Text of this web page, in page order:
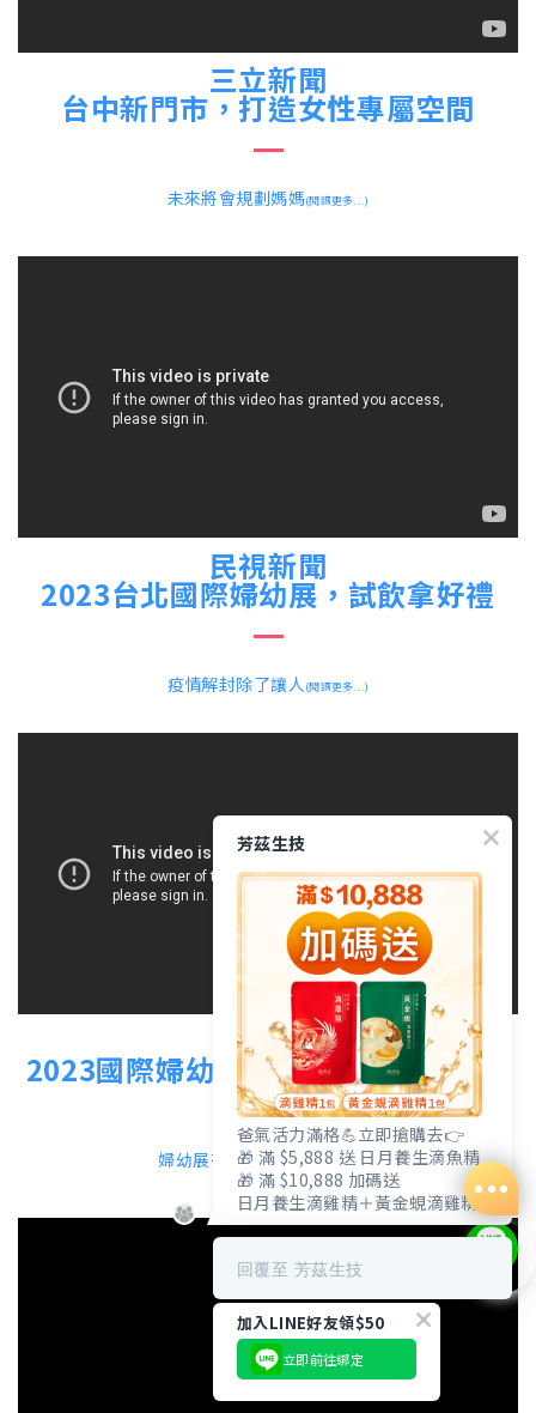
三立新聞
台中新門市，打造女性專屬空間
未來將會規劃媽媽(閱讀更多...)
民視新聞
2023台北國際婦幼展，試飲拿好禮
疫情解封除了讓人 (閱讀更多...)
壹新聞
2023國際婦幼展，千元媽媽禮免費拿
婦幼展有效降低育兒(閱讀更多...)
芳茲生技
爸氣活力滿格💪立即搶購去👉
🎁 滿 $5,888 送 日月養生滴魚精
🎁 滿 $10,888 加碼送
日月養生滴雞精＋黃金蜆滴雞精
回覆至 芳茲生技
加入LINE好友領$50
立即前往綁定